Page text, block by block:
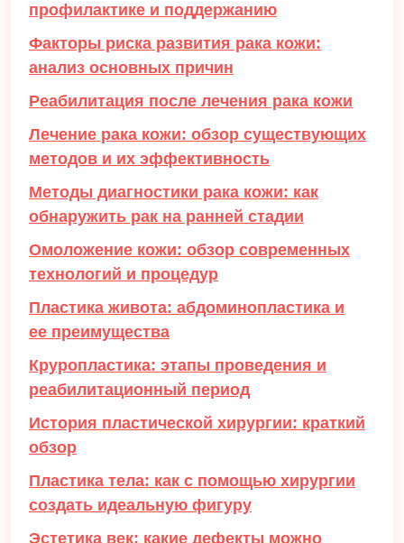
профилактике и поддержанию
Факторы риска развития рака кожи:
анализ основных причин
Реабилитация после лечения рака кожи
Лечение рака кожи: обзор существующих
методов и их эффективность
Методы диагностики рака кожи: как
обнаружить рак на ранней стадии
Омоложение кожи: обзор современных
технологий и процедур
Пластика живота: абдоминопластика и
ее преимущества
Круропластика: этапы проведения и
реабилитационный период
История пластической хирургии: краткий
обзор
Пластика тела: как с помощью хирургии
создать идеальную фигуру
Эстетика век: какие дефекты можно